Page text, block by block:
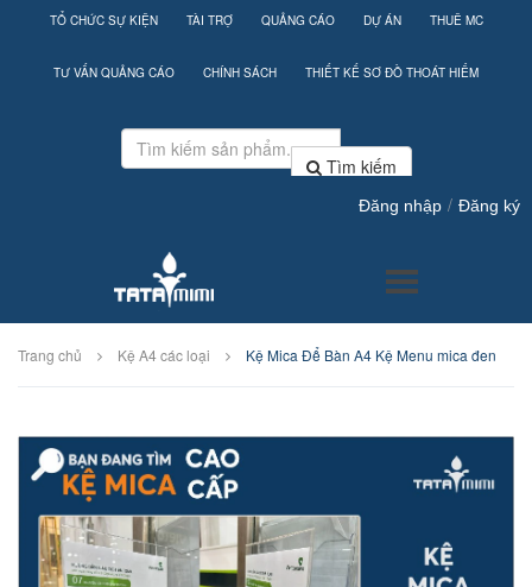
TỔ CHỨC SỰ KIỆN TÀI TRỢ QUẢNG CÁO DỰ ÁN THUÊ MC
TƯ VẤN QUẢNG CÁO CHÍNH SÁCH THIẾT KẾ SƠ ĐỒ THOÁT HIỂM
Tìm kiếm
Đăng nhập / Đăng ký
Trang chủ Kệ A4 các loại Kệ Mica Để Bàn A4 Kệ Menu mica đen